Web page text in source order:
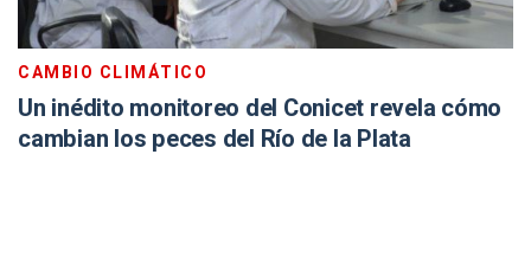
CAMBIO CLIMÁTICO
Un inédito monitoreo del Conicet revela cómo
cambian los peces del Río de la Plata